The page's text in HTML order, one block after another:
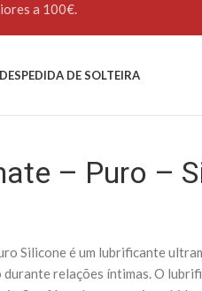
a 100€.
DESPEDIDA DE SOLTEIRA
– Puro –
Silicone é um lubrificante
relações íntimas. O